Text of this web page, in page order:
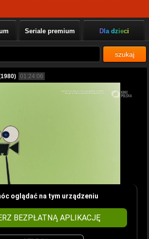
Seriale premium Dla dzieci
szukaj
01:24:06
oglądać na tym urządzeniu
BEZPŁATNĄ APLIKACJĘ